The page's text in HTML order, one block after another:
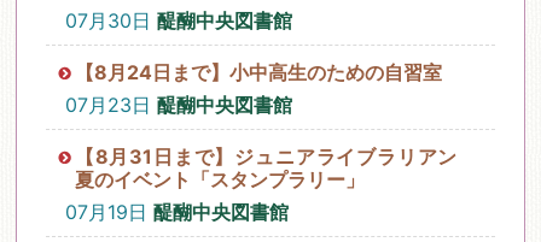
07月30日 醍醐中央図書館
【8月24日まで】小中高生のための自習室
07月23日 醍醐中央図書館
【8月31日まで】ジュニアライブラリアン
夏のイベント「スタンプラリー」
07月19日 醍醐中央図書館